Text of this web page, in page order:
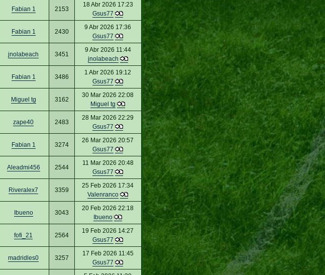
Fabian 1 2153
18 Abr 2026 17:23
Gsus77
Fabian 1 2430
9 Abr 2026 17:36
Gsus77
jnolabeach 3451
9 Abr 2026 11:44
jnolabeach
Fabian 1 3486
1 Abr 2026 19:12
Gsus77
Miguel tg 3162
30 Mar 2026 22:08
Miguel tg
zape40 2483
28 Mar 2026 22:29
Gsus77
Fabian 1 3274
26 Mar 2026 20:57
Gsus77
Aleadmi456 2544
11 Mar 2026 20:48
Gsus77
Riveralex7 3359
25 Feb 2026 17:34
Valenranco
Ibueno 3043
20 Feb 2026 22:18
Ibueno
fofi_21 2564
19 Feb 2026 14:27
Gsus77
madridles0 3257
17 Feb 2026 11:45
Gsus77